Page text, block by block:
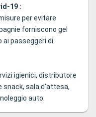
19 :
per evitare
forniscono gel
ai passeggeri di
igienici, distributore
snack, sala d'attesa,
auto.